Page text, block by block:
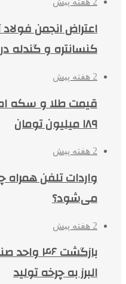
اعتراض انجمن
کنسانتره و گندله
2 هفته پیش
قیمت طلا و سکه
۱۸۹ میلیون تومان
2 هفته پیش
واردات تلفن همراه
می‌شود؟
2 هفته پیش
بازگشت
البرز به چرخه تولید